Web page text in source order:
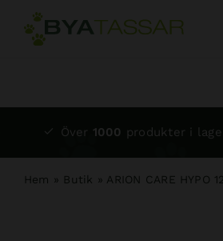
Fortsätt
Över 1000 produkter i
Hem » Butik » ARION CARE HYPO